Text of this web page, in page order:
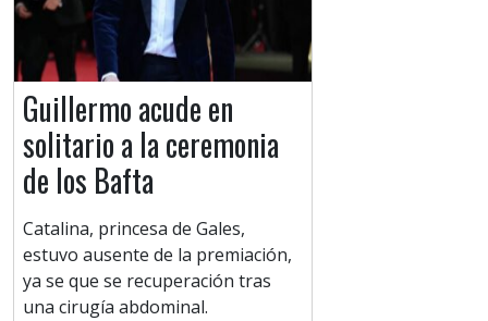
Guillermo acude en
solitario a la ceremonia
de los Bafta
Catalina, princesa de Gales,
estuvo ausente de la premiación,
ya se que se recuperación tras
una cirugía abdominal.